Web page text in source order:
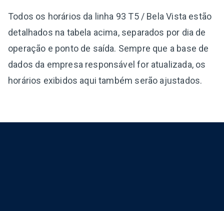
Todos os horários da linha 93 T5 / Bela Vista estão
detalhados na tabela acima, separados por dia de
operação e ponto de saída. Sempre que a base de
dados da empresa responsável for atualizada, os
horários exibidos aqui também serão ajustados.